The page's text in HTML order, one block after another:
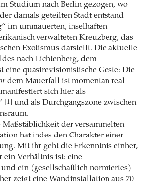
Studium nach Berlin gezogen, wo
damals geteilten Stadt entstand
im ummauerten, inselhaften
verwalteten Kreuzberg, das
Exotismus darstellt. Die aktuelle
nach Lichtenberg, dem
eine quasirevisionistische Geste: Die
dem Mauerfall ist momentan real
sich hier als
[1]
und als Durchgangszone zwischen
Maßstäblichkeit der versammelten
hat indes den Charakter einer
Mit ihr geht die Erkenntnis einher,
ein Verhältnis ist: eine
ein (gesellschaftlich normiertes)
zeigt eine Wandinstallation aus 70